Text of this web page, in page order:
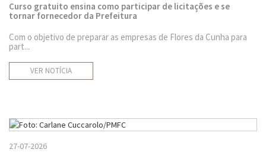
Curso gratuito ensina como participar de licitações e se
tornar fornecedor da Prefeitura
Com o objetivo de preparar as empresas de Flores da Cunha para
part...
VER NOTÍCIA
27-07-2026